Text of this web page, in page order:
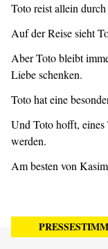
Toto reist allein
Auf der Reise sieht
Aber Toto bleibt
Liebe schenken.
Toto hat eine
Und Toto hofft, eines
werden.
Am besten von